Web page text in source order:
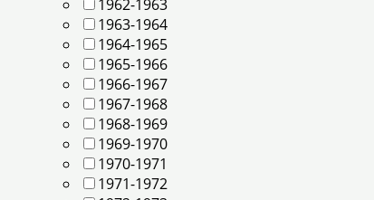
1962-1963
1963-1964
1964-1965
1965-1966
1966-1967
1967-1968
1968-1969
1969-1970
1970-1971
1971-1972